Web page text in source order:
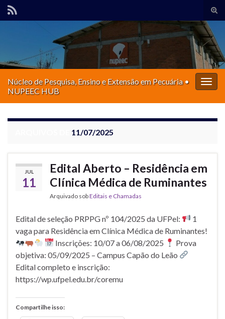
de
Search for:
Núcleo de Pesquisa, Ensino e Extensão em Pecuária •
NUPEEC HUB
11/07/2025
JUL
11
Edital Aberto – Residência em
Clínica Médica de Ruminantes
Arquivado sobEditais e Chamadas
Edital de seleção PRPPG nº 104/2025 da UFPel:
1
vaga para Residência em Clínica Médica de Ruminantes!
Inscrições: 10/07 a 06/08/2025
Prova
objetiva: 05/09/2025 – Campus Capão do Leão
Edital completo e inscrição:
https://wp.ufpel.edu.br/coremu
Compartilhe isso: